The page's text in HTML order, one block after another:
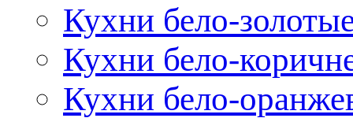
Кухни бело-
Кухни бело-
Кухни бело-